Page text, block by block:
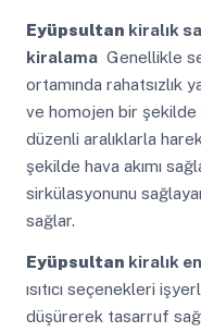
Eyüpsultan kiralık
kiralamaGenellikle
ortamında rahatsızlık
ve homojen bir şekilde
düzenli aralıklarla
şekilde hava akımı
sirkülasyonunu
sağlar.
Eyüpsultan kiralık
ısıtıcı seçenekleri
düşürerek tasarruf